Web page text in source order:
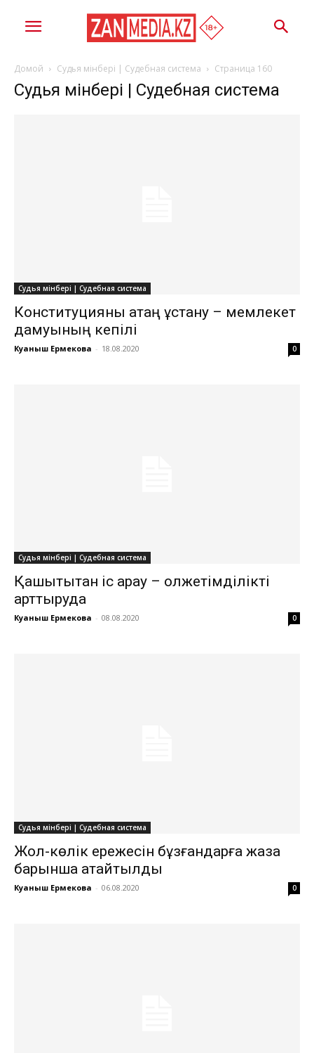
Домой Судья мінбері | Судебная система Страница 160
Судья мінбері | Судебная система
Судья мінбері | Судебная система
Конституцияны қатаң ұстану – мемлекет
дамуының кепілі
Куаныш Ермекова - 18.08.2020 0
Судья мінбері | Судебная система
Қашықтықтан іс қарау – қолжетімділікті
арттыруда
Куаныш Ермекова - 08.08.2020 0
Судья мінбері | Судебная система
Жол-көлік ережесін бұзғандарға жаза
барынша қатайтылды
Куаныш Ермекова - 06.08.2020 0